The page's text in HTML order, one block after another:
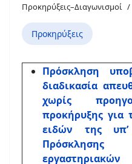
Προκηρύξεις–Διαγωνισμοί
Προκηρύξεις
Πρόσκληση
διαδικασία
χωρίς
προκήρυξης για
ειδών της υπ’